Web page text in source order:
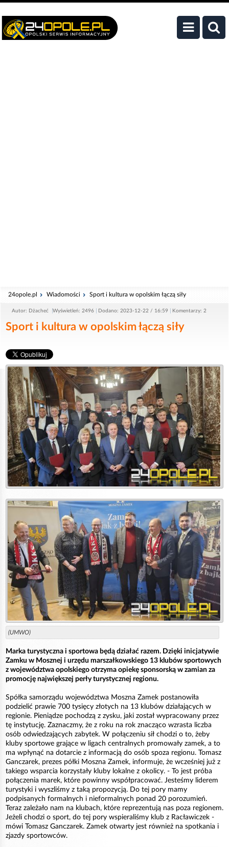
24opole.pl Wiadomości Sport i kultura w opolskim łączą siły
Autor: Dżacheć Wyświetleń: 2496 Dodano: 2023-12-22 / 16:59 Komentarzy: 2
Sport i kultura w opolskim łączą siły
(UMWO)
Marka turystyczna i sportowa będą działać razem. Dzięki inicjatywie
Zamku w Mosznej i urzędu marszałkowskiego 13 klubów sportowych
z województwa opolskiego otrzyma opiekę sponsorską w zamian za
promocję największej perły turystycznej regionu.
Spółka samorządu województwa Moszna Zamek postanowiła
podzielić prawie 700 tysięcy złotych na 13 klubów działających w
regionie. Pieniądze pochodzą z zysku, jaki został wypracowany przez
tę instytucję. Zaznaczmy, że z roku na rok znacząco wzrasta liczba
osób odwiedzających zabytek. W połączeniu sił chodzi o to, żeby
kluby sportowe grające w ligach centralnych promowały zamek, a to
ma wpłynąć na dotarcie z informacją do osób spoza regionu. Tomasz
Ganczarek, prezes półki Moszna Zamek, informuje, że wcześniej już z
takiego wsparcia korzystały kluby lokalne z okolicy. - To jest próba
połączenia marek, które powinny współpracować. Jesteśmy liderem
turystyki i wyszliśmy z taką propozycją. Do tej pory mamy
podpisanych formalnych i nieformalnych ponad 20 porozumień.
Teraz zależało nam na klubach, które reprezentują nas poza regionem.
Jeżeli chodzi o sport, do tej pory wspieraliśmy klub z Racławiczek -
mówi Tomasz Ganczarek. Zamek otwarty jest również na spotkania i
zjazdy sportowców.